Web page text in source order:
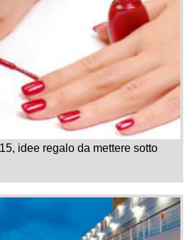
idee regalo da mettere sotto